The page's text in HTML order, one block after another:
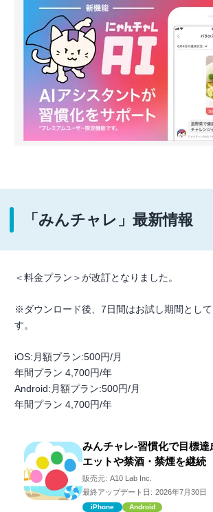
「みんチャレ」最新情報
＜料金プラン＞が改訂となりました。
※ダウンロード後、7日間はお試し期間とし
す。
iOS:月額プラン:500円/月
年間プラン 4,700円/年
Android:月額プラン:500円/月
年間プラン 4,700円/年
みんチャレ-習慣化で目標達
エットや禁酒・禁煙を継続
販売元: A10 Lab Inc.
最終アップデート日: 2026年7月30日
iPhone Android